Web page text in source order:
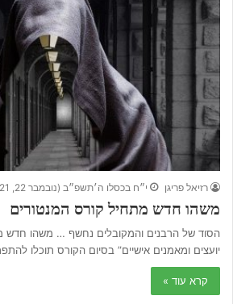
רזיאל פריגן י״ח בכסלו ה׳תשפ״ב (נובמבר 22, 2021)
משהו חדש מתחיל קורס המנטורים
הסוד של הרבנים והמקובלים נחשף … משהו חדש
יועצים ומאמנים אישיים” בסיום הקורס תוכלו
קרא עוד »